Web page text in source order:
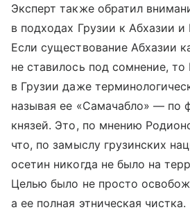
Эксперт также обратил
в подходах Грузии к Абхазии
Если существование Абхазии
не ставилось под сомнение,
в Грузии даже
называя ее «Самачабло» — по
князей. Это, по мнению
что, по замыслу грузинских
осетин никогда не было на
Целью было не просто
а ее полная этническая чистка.